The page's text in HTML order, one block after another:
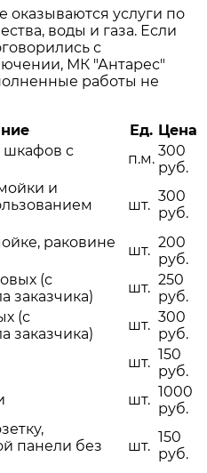
услуги по
воды и газа. Если
с
МК "Антарес"
работы не
Ед. Цена
шкафов с
п.м. 300
руб.
и
шт.
300
руб.
раковине
шт. 200
руб.
(с
заказчика)
шт. 250
руб.
(с
заказчика)
шт. 300
руб.
шт. 150
руб.
шт. 1000
руб.
панели без
шт.
150
руб.